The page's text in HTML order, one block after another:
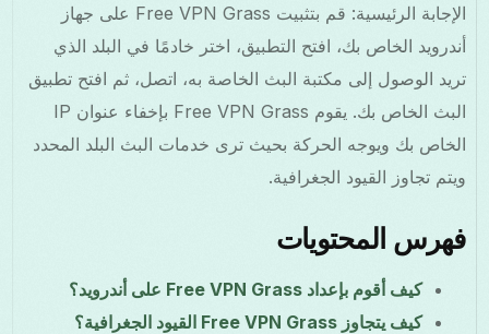
الإجابة الرئيسية: قم بتثبيت Free VPN Grass على جهاز
أندرويد الخاص بك، افتح التطبيق، اختر خادمًا في البلد الذي
تريد الوصول إلى مكتبة البث الخاصة به، اتصل، ثم افتح تطبيق
البث الخاص بك. يقوم Free VPN Grass بإخفاء عنوان IP
الخاص بك ويوجه الحركة بحيث ترى خدمات البث البلد المحدد
ويتم تجاوز القيود الجغرافية.
فهرس المحتويات
كيف أقوم بإعداد Free VPN Grass على أندرويد؟
كيف يتجاوز Free VPN Grass القيود الجغرافية؟